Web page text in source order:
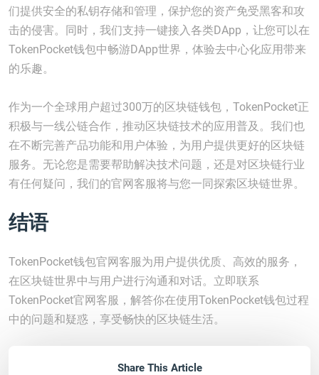
们提供安全的私钥存储和管理，保护您的资产免受黑客和攻
击的侵害。同时，我们支持一键接入各类DApp，让您可以在
TokenPocket钱包中畅游DApp世界，体验去中心化应用带来
的乐趣。
作为一个全球用户超过300万的区块链钱包，TokenPocket正
积极与一线公链合作，推动区块链技术的应用普及。我们也
在不断完善产品功能和用户体验，为用户提供更好的区块链
服务。无论您是需要帮助解决技术问题，还是对区块链行业
有任何疑问，我们的官网客服将与您一同探索区块链世界。
结语
TokenPocket钱包官网客服为用户提供优质、高效的服务，
在区块链世界中与用户进行沟通和对话。立即联系
TokenPocket官网客服，解答你在使用TokenPocket钱包过程
中的问题和疑惑，享受畅快的区块链生活。
Share This Article